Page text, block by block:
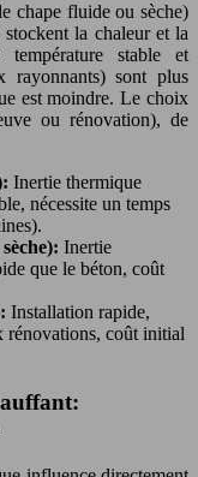
chape fluide ou sèche)
la chaleur et la
température stable et
rayonnants) sont plus
est moindre. Le choix
ou rénovation), de
Inertie thermique
nécessite un temps
Inertie
que le béton, coût
Installation rapide,
rénovations, coût initial